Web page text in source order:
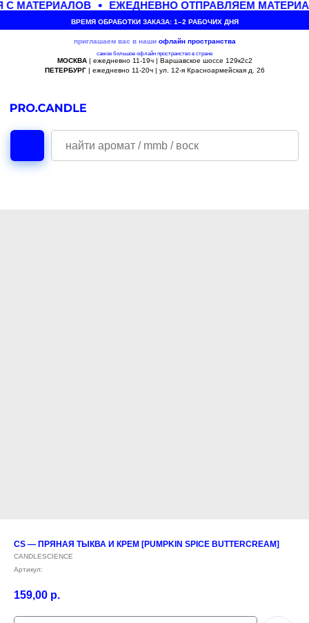
МАТЕРИАЛОВ ЕЖЕДНЕВНО ОТПРАВЛЯЕМ
ВРЕМЯ ОБРАБОТКИ ЗАКАЗА: 1–2 РАБОЧИХ ДНЯ
приглашаем вас в наши офлайн пространства
самое большое офлайн пространство в стране
МОСКВА| ежедневно 11-19ч | Варшавское шоссе 129к2с2
ПЕТЕРБУРГ| ежедневно 11-20ч | ул. 12-я Красноармейская д. 26
CS — ПРЯНАЯ ТЫКВА И КРЕМ [PUMPKIN SPICE BUTTERCREAM]
CANDLESCIENCE
Артикул:
159,00 р.